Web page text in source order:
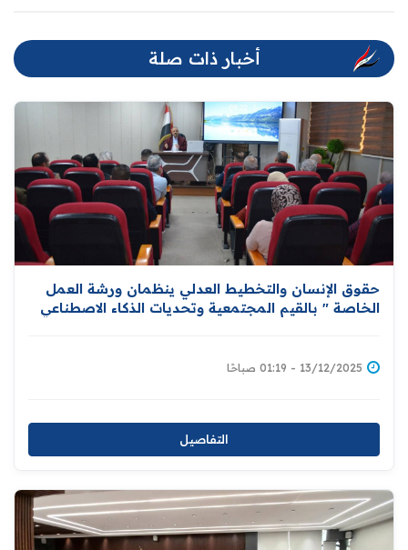
أخبار ذات صلة
حقوق الإنسان والتخطيط العدلي ينظمان ورشة العمل
الخاصة " بالقيم المجتمعية وتحديات الذكاء الاصطناعي
13/12/2025 - 01:19 صباحًا
التفاصيل